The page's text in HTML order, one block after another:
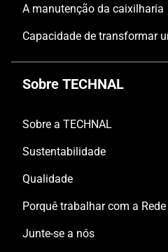
A manutenção da caixilharia
Sobre TECHNAL
Sobre a TECHNAL
Sustentabilidade
Qualidade
Junte-se a nós